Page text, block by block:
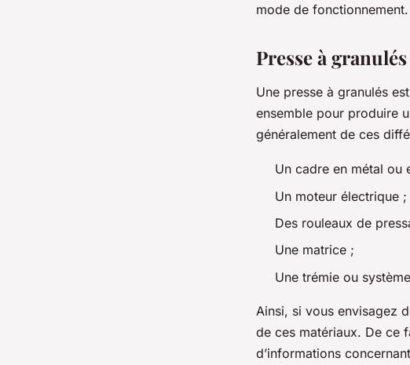
mode de fonctionnement.
Presse à
Une presse à granulés
ensemble pour produire
généralement de ces
Un cadre en métal ou
Un moteur électrique ;
Des rouleaux de
Une matrice ;
Une trémie ou
Ainsi, si vous envisagez
de ces matériaux. De ce
d’informations